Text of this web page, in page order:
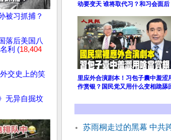
被习抓捕？
落后美国八
利 (18,404
交史上的笑
无异自掘坟
动要变天 谁将取代习？和习会面后
里应外合演剧本！习包子囊中羞涩
作赏银？国民党又用什么变相跪舔
苏雨桐走过的黑幕 中共